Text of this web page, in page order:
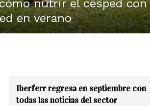
nutrir el césped con
en verano
Iberferr regresa en septiembre con
todas las noticias del sector